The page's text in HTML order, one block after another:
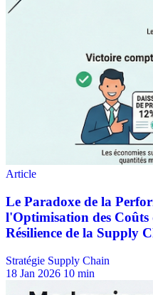
Stratégie Supply Chain
18 Jan 2026 10 min